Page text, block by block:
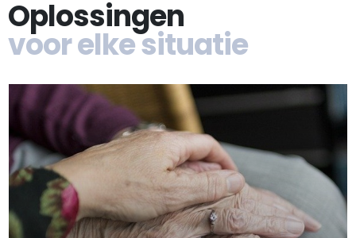
Oplossingen
voor elke situatie